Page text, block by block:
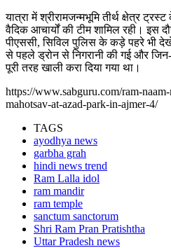
यात्रा में श्रीरामजन्मभूमि तीर्थ क्षेत्र
वैदिक आचार्यों की टीम शामिल रही। इस
पीएससी, सिविल पुलिस के कड़े पहरे भी
से पहले ड्रोन से निगरानी की गई और जिन-
पूरी तरह खाली करा दिया गया था।
https://www.sabguru.com/ram-
mahotsav-at-azad-park-in-ajmer-4/
TAGS
ayodhya news
garbha grah
hindi news trend
Ram Lalla idol
ram mandir
ram temple
sanctum sanctorum
Shri Ram Pran Pratishtha
Uttar Pradesh news